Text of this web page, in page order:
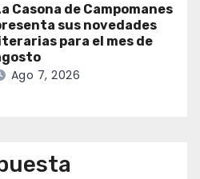
Casona de Campomanes
sus novedades
para el mes de
Ago 7, 2026